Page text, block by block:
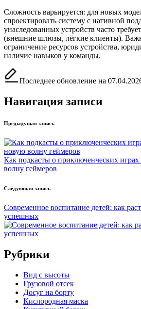
Сложность варьируется: для новых
спроектировать систему с нативной
унаследованных устройств часто
(внешние шлюзы, лёгкие клиенты).
ограничение ресурсов устройства,
наличие навыков у команды.
Последнее обновление на
Навигация записи
Предыдущая запись
Как подкасты о приключенческих
волну геймеров
Следующая запись
Современное воспитание детей: как
успешных
Рубрики
Вид с высоты
Грузовой отсек
Досуг на борту
Кислородная маска